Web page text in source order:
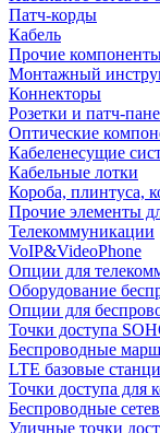
Патч-корды
Кабель
Прочие
Монтажный
Коннекторы
Розетки и патч-
Оптические
Кабеленесущие
Кабельные лотки
Короба, плинтуса,
Прочие элементы
Телекоммуникации
VoIP&VideoPhone
Опции для
Оборудование
Опции для
Точки доступа
Беспроводные
LTE базовые
Точки доступа для
Беспроводные
Уличные точки